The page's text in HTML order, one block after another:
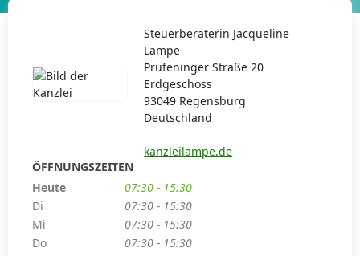
Steuerberaterin Jacqueline
Lampe
Prüfeninger Straße 20
Erdgeschoss
93049 Regensburg
Deutschland
kanzleilampe.de
ÖFFNUNGSZEITEN
Heute
07:30 - 15:30
Di
07:30 - 15:30
Mi
07:30 - 15:30
Do
07:30 - 15:30